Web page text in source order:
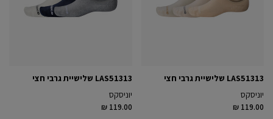
LAS51313 שלישיית גרבי חצי
יוניסקס
₪ 119.00
LAS51313 שלישיית גרבי חצי
יוניסקס
₪ 119.00